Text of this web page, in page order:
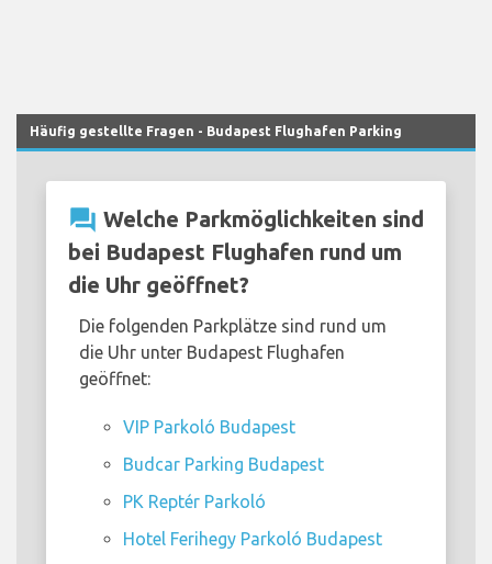
Häufig gestellte Fragen - Budapest Flughafen Parking
question_answer Welche Parkmöglichkeiten sind
bei Budapest Flughafen rund um
die Uhr geöffnet?
Die folgenden Parkplätze sind rund um
die Uhr unter Budapest Flughafen
geöffnet:
VIP Parkoló Budapest
Budcar Parking Budapest
PK Reptér Parkoló
Hotel Ferihegy Parkoló Budapest